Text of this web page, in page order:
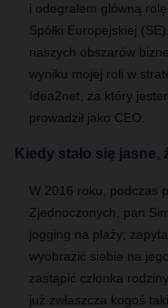
i odegrałem główną
Spółki Europejskiej
naszych obszarów
wyniku mojej roli w
Idea2net, za który
prowadził jako CEO.
Kiedy stało się jasne,
W 2016 roku, podczas
Zjednoczonych, pan
jogging na plaży;
wyobrazić siebie na
zastąpić członka
już zwłaszcza kogoś